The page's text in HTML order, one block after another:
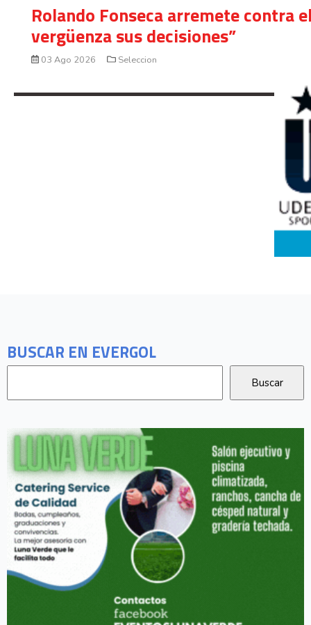
BUSCAR EN EVERGOL
Rolando Fonseca arremete contra
vergüenza sus decisiones”
03 Ago 2026 Seleccion